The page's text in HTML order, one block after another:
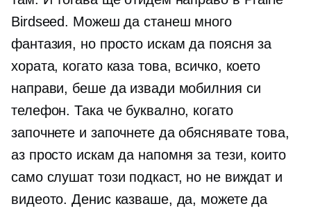
Birdseed. Можеш да станеш много
фантазия, но просто искам да поясня за
хората, когато каза това, всичко, което
направи, беше да извади мобилния си
телефон. Така че буквално, когато
започнете и започнете да обяснявате това,
аз просто искам да напомня за тези, които
само слушат този подкаст, но не виждат и
видеото. Денис казваше, да, можете да